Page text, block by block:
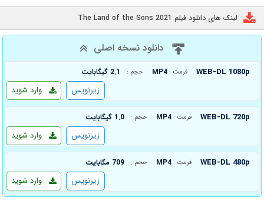
لینک های دانلود فیلم The Land of the Sons 2021
دانلود نسخه اصلی
WEB-DL 1080p فرمت : MP4 حجم : 2.1 گیگابایت
وارد شوید زیرنویس
WEB-DL 720p فرمت : MP4 حجم : 1.0 گیگابایت
وارد شوید زیرنویس
WEB-DL 480p فرمت : MP4 حجم : 709 مگابایت
وارد شوید زیرنویس